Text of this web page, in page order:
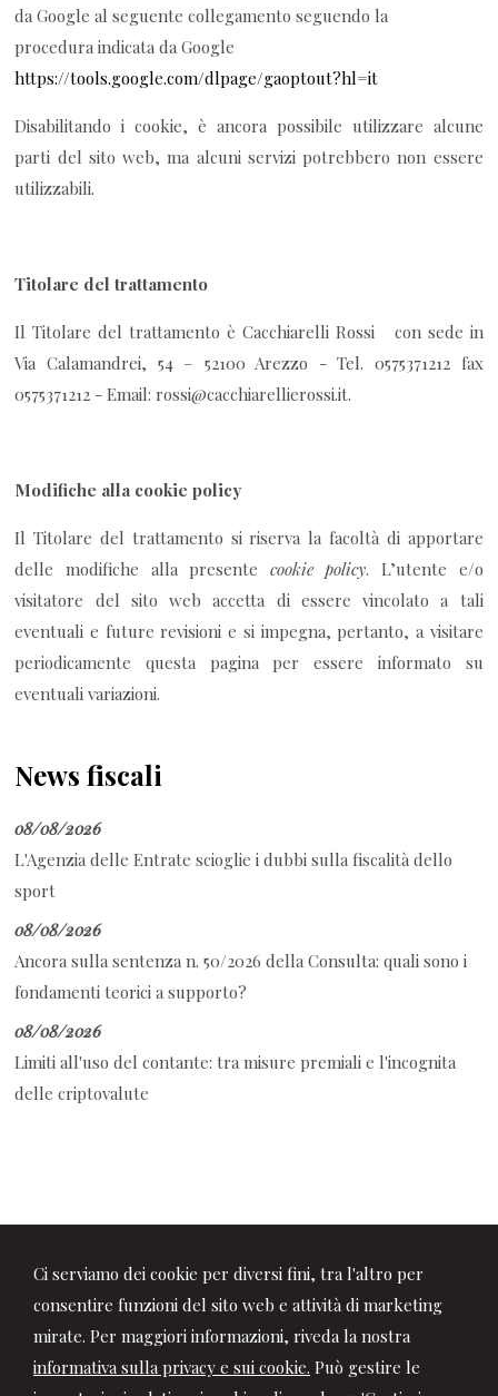
Ci serviamo dei cookie per diversi fini, tra l'altro per
consentire funzioni del sito web e attività di marketing
mirate. Per maggiori informazioni, riveda la nostra
informativa sulla privacy e sui cookie. Può gestire le
da Google al seguente collegamento seguendo la
procedura indicata da Google
https://tools.google.com/dlpage/gaoptout?hl=it
Disabilitando i cookie, è ancora possibile utilizzare alcune
parti del sito web, ma alcuni servizi potrebbero non essere
utilizzabili.
Titolare del trattamento
Il Titolare del trattamento è Cacchiarelli Rossi con sede in
Via Calamandrei, 54 – 52100 Arezzo - Tel. 0575371212 fax
0575371212 - Email: rossi@cacchiarellierossi.it.
Modifiche alla cookie policy
Il Titolare del trattamento si riserva la facoltà di apportare
delle modifiche alla presente cookie policy. L’utente e/o
visitatore del sito web accetta di essere vincolato a tali
eventuali e future revisioni e si impegna, pertanto, a visitare
periodicamente questa pagina per essere informato su
eventuali variazioni.
News fiscali
08/08/2026
L'Agenzia delle Entrate scioglie i dubbi sulla fiscalità dello
sport
08/08/2026
Ancora sulla sentenza n. 50/2026 della Consulta: quali sono i
fondamenti teorici a supporto?
08/08/2026
Limiti all'uso del contante: tra misure premiali e l'incognita
delle criptovalute